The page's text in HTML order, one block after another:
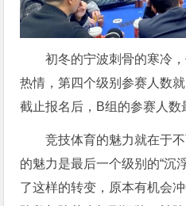
初冬的宁波刺骨的寒冷
热情，第四个级别参赛人数
截止报名后，B组的参赛人数
竞技体育的魅力就在于
的魅力是最后一个级别的“沉
了这样的转变，原本有机会